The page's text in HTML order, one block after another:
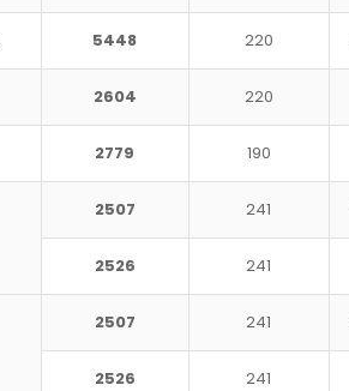
5448 220
2604 220
2779 190
2507 241
2526 241
2507 241
2526 241